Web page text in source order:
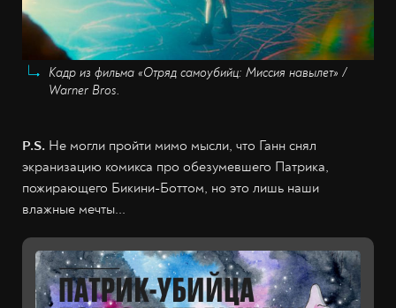
Кадр из фильма «Отряд самоубийц: Миссия навылет» /
Warner Bros.
P.S. Не могли пройти мимо мысли, что Ганн снял
экранизацию комикса про обезумевшего Патрика,
пожирающего Бикини-Боттом, но это лишь наши
влажные мечты...